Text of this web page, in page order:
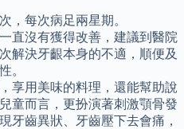
，每次病足兩星期。
直沒有獲得改善，建議到醫院
解決牙齦本身的不適，順便及
。
享用美味的料理，還能幫助說
童而言，更扮演著刺激顎骨發
牙齒異狀、牙齒壓下去會痛，